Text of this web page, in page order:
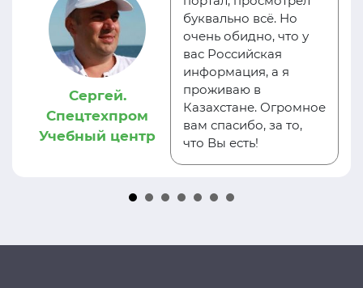
Сергей.
Спецтехпром
Учебный центр
буквально всё. Но
очень обидно, что у
вас Российская
информация, а я
проживаю в
Казахстане. Огромное
вам спасибо, за то,
что Вы есть!